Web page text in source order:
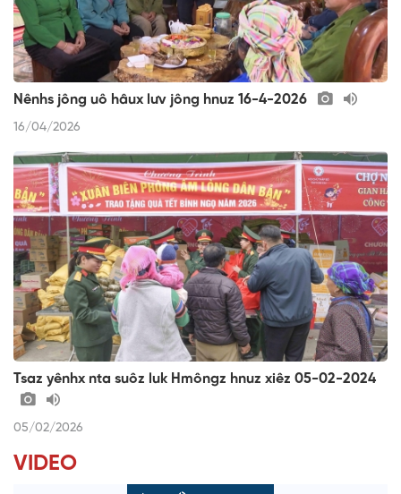
Nênhs jông uô hâux lưv jông hnuz 16-4-2026
16/04/2026
Tsaz yênhx nta suôz luk Hmôngz hnuz xiêz 05-02-2024
05/02/2026
VIDEO